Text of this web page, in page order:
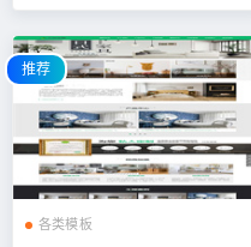
推荐
各类模板